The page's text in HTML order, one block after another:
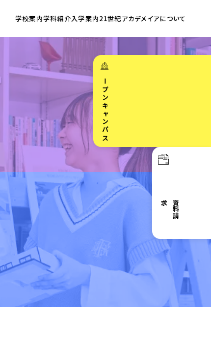
オープンキャンパス
資
料
請
求
学校案内学科紹介入学案内21世紀アカデメイアについて